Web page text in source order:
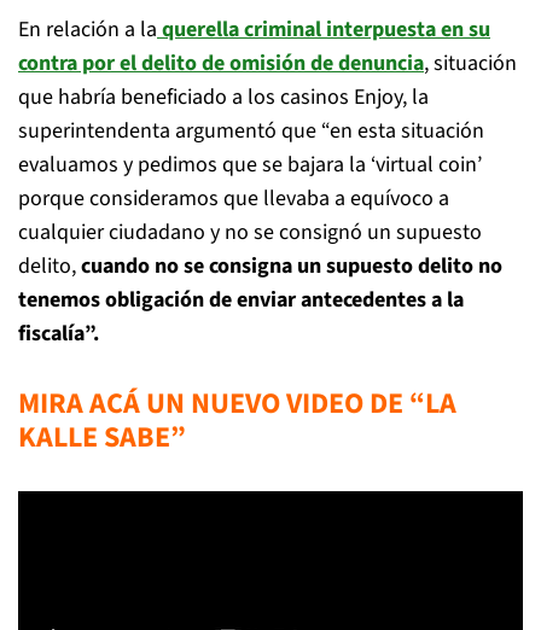
En relación a laquerella criminal interpuesta en su
contra por el delito de omisión de denuncia, situación
que habría beneficiado a los casinos Enjoy, la
superintendenta argumentó que “en esta situación
evaluamos y pedimos que se bajara la ‘virtual coin’
porque consideramos que llevaba a equívoco a
cualquier ciudadano y no se consignó un supuesto
delito,cuando no se consigna un supuesto delito no
tenemos obligación de enviar antecedentes a la
fiscalía”.
MIRA ACÁ UN NUEVO VIDEO DE “LA
KALLE SABE”